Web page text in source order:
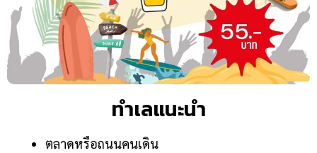
ทำเลแนะนำ
ตลาดหรือถนนคนเดิน